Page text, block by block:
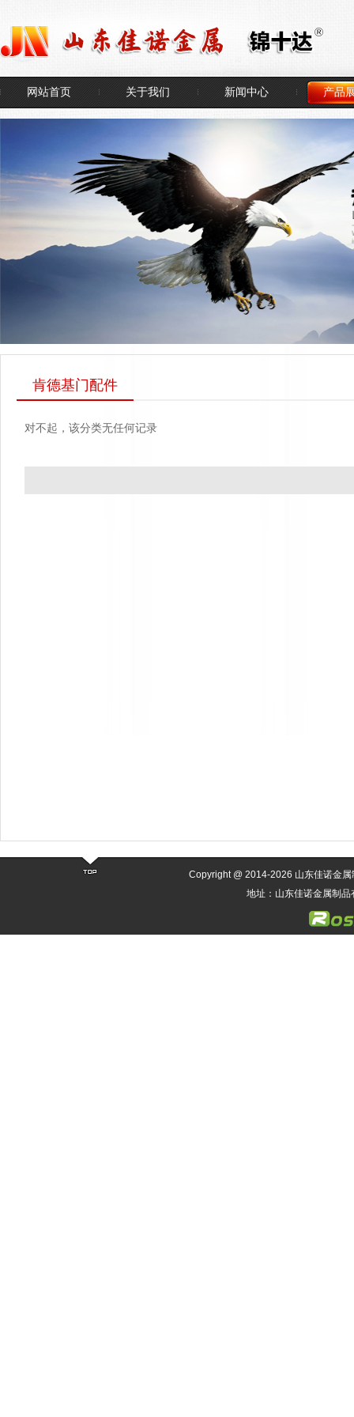
网站首页 关于我们 新闻中心 产品
肯德基门配件
对不起，该分类无任何记录
Copyright @ 2014-2026 山东佳诺金
地址：山东佳诺金属制